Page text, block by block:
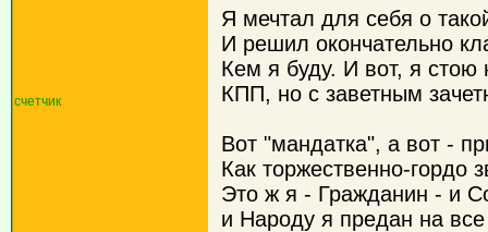
счетчик
Я мечтал для себя о
И решил окончательно
Кем я буду. И вот, я стою
КПП, но с заветным
Вот "мандатка", а вот -
Как торжественно-гордо
Это ж я - Гражданин - и
и Народу я предан на